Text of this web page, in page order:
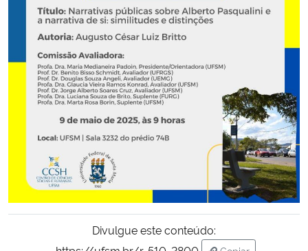
Controladoria-Geral da União
Ministério da Mulher, da Família e dos Direitos Humanos
Secretaria-Geral
Secretaria de Governo
Gabinete de Segurança Institucional
Advocacia-Geral da União
Banco Central do BrasilDivulgue este conteúdo: